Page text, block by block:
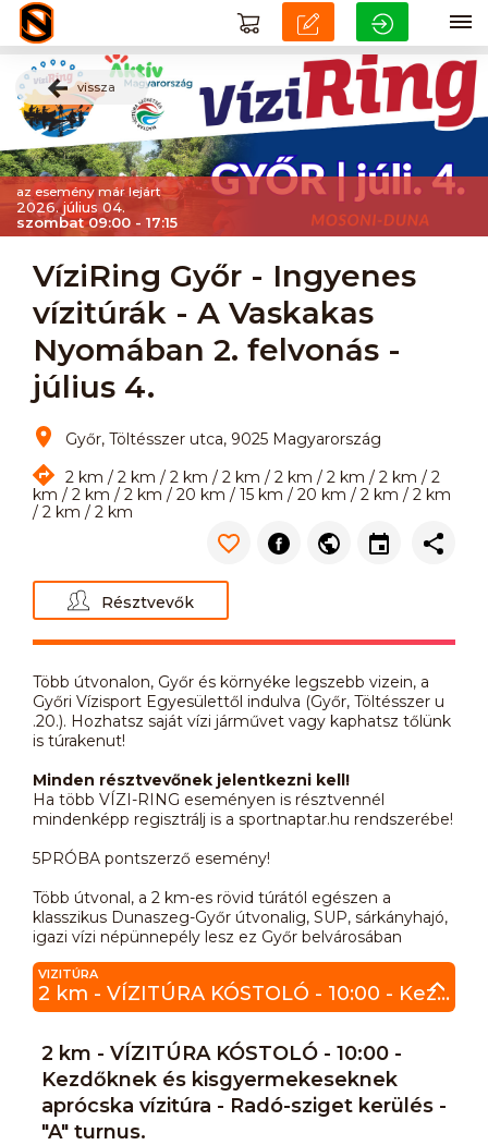
vissza
az esemény már lejárt
2026. július 04.
szombat 09:00 - 17:15
VíziRing Győr - Ingyenes
vízitúrák - A Vaskakas
Nyomában 2. felvonás -
július 4.
Győr, Töltésszer utca, 9025 Magyarország
2 km / 2 km / 2 km / 2 km / 2 km / 2 km / 2 km / 2
km / 2 km / 2 km / 20 km / 15 km / 20 km / 2 km / 2 km
/ 2 km / 2 km
Résztvevők
Több útvonalon, Győr és környéke legszebb vizein, a
Győri Vízisport Egyesülettől indulva (Győr, Töltésszer u
.20.). Hozhatsz saját vízi járművet vagy kaphatsz tőlünk
is túrakenut!
Minden résztvevőnek jelentkezni kell!
Ha több VÍZI-RING eseményen is résztvennél
mindenképp regisztrálj is a sportnaptar.hu rendszerébe!
5PRÓBA pontszerző esemény!
Több útvonal, a 2 km-es rövid túrától egészen a
klasszikus Dunaszeg-Győr útvonalig, SUP, sárkányhajó,
igazi vízi népünnepély lesz ez Győr belvárosában
VIZITÚRA
2 km - VÍZITÚRA KÓSTOLÓ - 10:00 - Kezdőknek és kisgyermekeseknek aprócska vízitúra - Radó-sziget kerülés - "A" turnus.
2 km - VÍZITÚRA KÓSTOLÓ - 10:00 -
Kezdőknek és kisgyermekeseknek
aprócska vízitúra - Radó-sziget kerülés -
"A" turnus.